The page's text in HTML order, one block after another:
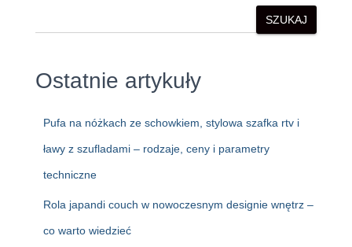
SZUKAJ
Ostatnie artykuły
Pufa na nóżkach ze schowkiem, stylowa szafka rtv i
ławy z szufladami – rodzaje, ceny i parametry
techniczne
Rola japandi couch w nowoczesnym designie wnętrz –
co warto wiedzieć